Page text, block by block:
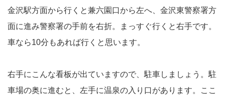
金沢駅方面から行くと兼六園口から左へ、金沢東警察署方
面に進み警察署の手前を右折。まっすぐ行くと右手です。
車なら10分もあれば行くと思います。
右手にこんな看板が出ていますので、駐車しましょう。駐
車場の奥に進むと、左手に温泉の入り口があります。ここ